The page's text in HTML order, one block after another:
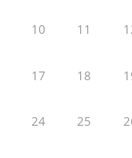
10 11
17 18
24 25